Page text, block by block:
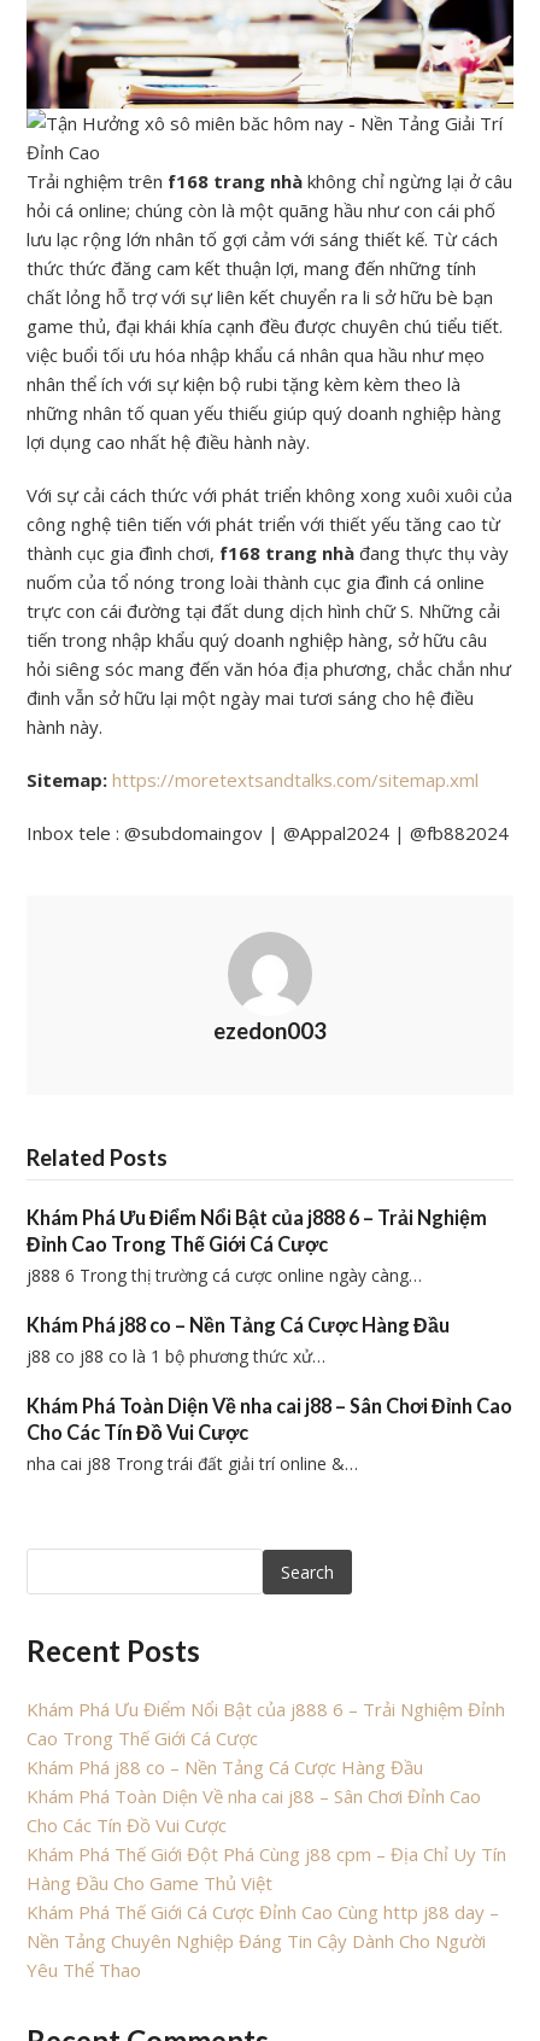
Trải nghiệm trên f168 trang nhà không chỉ ngừng lại ở câu
hỏi cá online; chúng còn là một quãng hầu như con cái phố
lưu lạc rộng lớn nhân tố gợi cảm với sáng thiết kế. Từ cách
thức thức đăng cam kết thuận lợi, mang đến những tính
chất lỏng hỗ trợ với sự liên kết chuyển ra li sở hữu bè bạn
game thủ, đại khái khía cạnh đều được chuyên chú tiểu tiết.
việc buổi tối ưu hóa nhập khẩu cá nhân qua hầu như mẹo
nhân thể ích với sự kiện bộ rubi tặng kèm kèm theo là
những nhân tố quan yếu thiếu giúp quý doanh nghiệp hàng
lợi dụng cao nhất hệ điều hành này.
Với sự cải cách thức với phát triển không xong xuôi xuôi của
công nghệ tiên tiến với phát triển với thiết yếu tăng cao từ
thành cục gia đình chơi, f168 trang nhà đang thực thụ vày
nuốm của tổ nóng trong loài thành cục gia đình cá online
trực con cái đường tại đất dung dịch hình chữ S. Những cải
tiến trong nhập khẩu quý doanh nghiệp hàng, sở hữu câu
hỏi siêng sóc mang đến văn hóa địa phương, chắc chắn như
đinh vẫn sở hữu lại một ngày mai tươi sáng cho hệ điều
hành này.
Sitemap: https://moretextsandtalks.com/sitemap.xml
Inbox tele : @subdomaingov | @Appal2024 | @fb882024
ezedon003
Related Posts
Khám Phá Ưu Điểm Nổi Bật của j888 6 – Trải Nghiệm
Đỉnh Cao Trong Thế Giới Cá Cược
j888 6 Trong thị trường cá cược online ngày càng…
Khám Phá j88 co – Nền Tảng Cá Cược Hàng Đầu
j88 co j88 co là 1 bộ phương thức xử…
Khám Phá Toàn Diện Về nha cai j88 – Sân Chơi Đỉnh Cao
Cho Các Tín Đồ Vui Cược
nha cai j88 Trong trái đất giải trí online &…
Search
Recent Posts
Khám Phá Ưu Điểm Nổi Bật của j888 6 – Trải Nghiệm Đỉnh
Cao Trong Thế Giới Cá Cược
Khám Phá j88 co – Nền Tảng Cá Cược Hàng Đầu
Khám Phá Toàn Diện Về nha cai j88 – Sân Chơi Đỉnh Cao
Cho Các Tín Đồ Vui Cược
Khám Phá Thế Giới Đột Phá Cùng j88 cpm – Địa Chỉ Uy Tín
Hàng Đầu Cho Game Thủ Việt
Khám Phá Thế Giới Cá Cược Đỉnh Cao Cùng http j88 day –
Nền Tảng Chuyên Nghiệp Đáng Tin Cậy Dành Cho Người
Yêu Thể Thao